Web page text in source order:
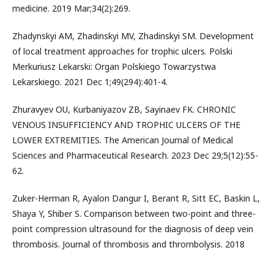
medicine. 2019 Mar;34(2):269.
Zhadynskyi AM, Zhadinskyi MV, Zhadinskyi SM. Development
of local treatment approaches for trophic ulcers. Polski
Merkuriusz Lekarski: Organ Polskiego Towarzystwa
Lekarskiego. 2021 Dec 1;49(294):401-4.
Zhuravyev OU, Kurbaniyazov ZB, Sayinaev FK. CHRONIC
VENOUS INSUFFICIENCY AND TROPHIC ULCERS OF THE
LOWER EXTREMITIES. The American Journal of Medical
Sciences and Pharmaceutical Research. 2023 Dec 29;5(12):55-
62.
Zuker-Herman R, Ayalon Dangur I, Berant R, Sitt EC, Baskin L,
Shaya Y, Shiber S. Comparison between two-point and three-
point compression ultrasound for the diagnosis of deep vein
thrombosis. Journal of thrombosis and thrombolysis. 2018